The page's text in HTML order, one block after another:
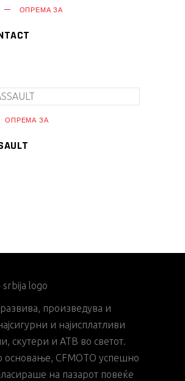
ПОВЕЌЕ
ОПРЕМА ЗА
ПОВЕЌЕ
ОПРЕМА ЗА
произведува и
и најисплатливи
скутери и АТВ во светот.
основање, CFMOTO успешно
на пазарот повеќе